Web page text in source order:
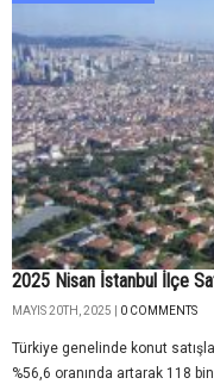
2025 Nisan İstanbul İlçe
MAYIS 20TH, 2025 | 0 COMMENTS
Türkiye genelinde konut
%56,6 oranında artarak 118